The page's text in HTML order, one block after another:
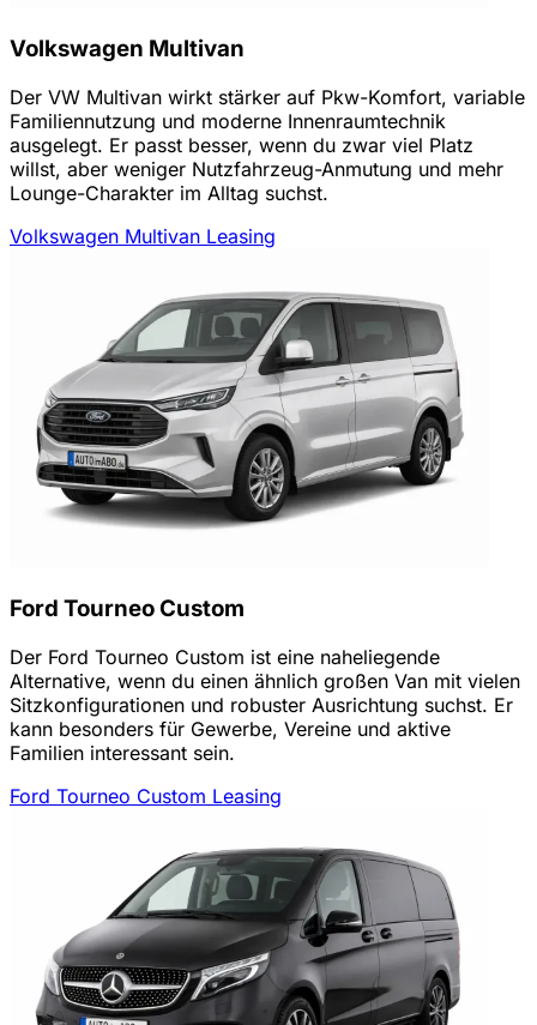
Volkswagen Multivan
Der VW Multivan wirkt stärker auf Pkw-Komfort, variable
Familiennutzung und moderne Innenraumtechnik
ausgelegt. Er passt besser, wenn du zwar viel Platz
willst, aber weniger Nutzfahrzeug-Anmutung und mehr
Lounge-Charakter im Alltag suchst.
Volkswagen Multivan Leasing
Ford Tourneo Custom
Der Ford Tourneo Custom ist eine naheliegende
Alternative, wenn du einen ähnlich großen Van mit vielen
Sitzkonfigurationen und robuster Ausrichtung suchst. Er
kann besonders für Gewerbe, Vereine und aktive
Familien interessant sein.
Ford Tourneo Custom Leasing